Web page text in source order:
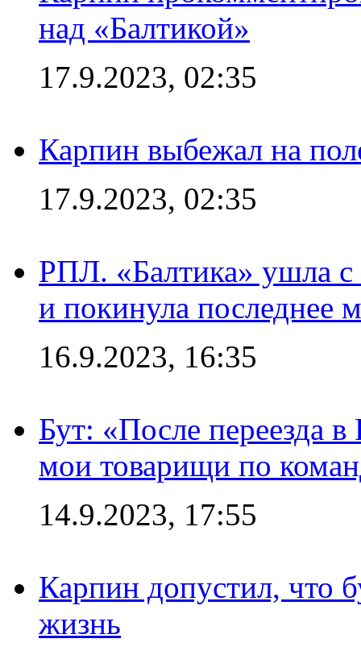
над «Балтикой»
17.9.2023, 02:35
Карпин выбежал на
17.9.2023, 02:35
РПЛ. «Балтика» ушла с
и покинула последнее
16.9.2023, 16:35
Бут: «После переезда
мои товарищи по
14.9.2023, 17:55
Карпин допустил, что
жизнь